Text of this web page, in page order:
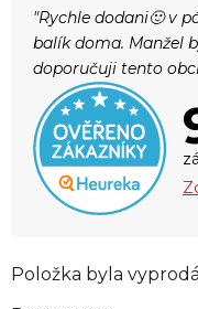
"Rychle dodani🙂 v
balík doma. Manžel
doporučuji tento
Položka byla